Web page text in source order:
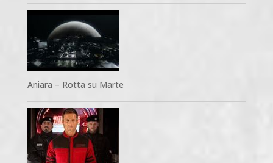
Aniara – Rotta su Marte